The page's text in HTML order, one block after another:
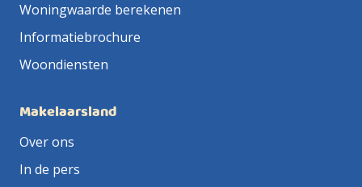
Woningwaarde berekenen
Informatiebrochure
Woondiensten
Makelaarsland
Over ons
In de pers